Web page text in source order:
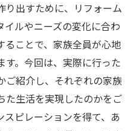
り出すために、リフォーム
ルやニーズの変化に合わ
ることで、家族全員が心地
す。今回は、実際に行った
ご紹介し、それぞれの家族
た生活を実現したのかをご
ピレーションを得て、あ